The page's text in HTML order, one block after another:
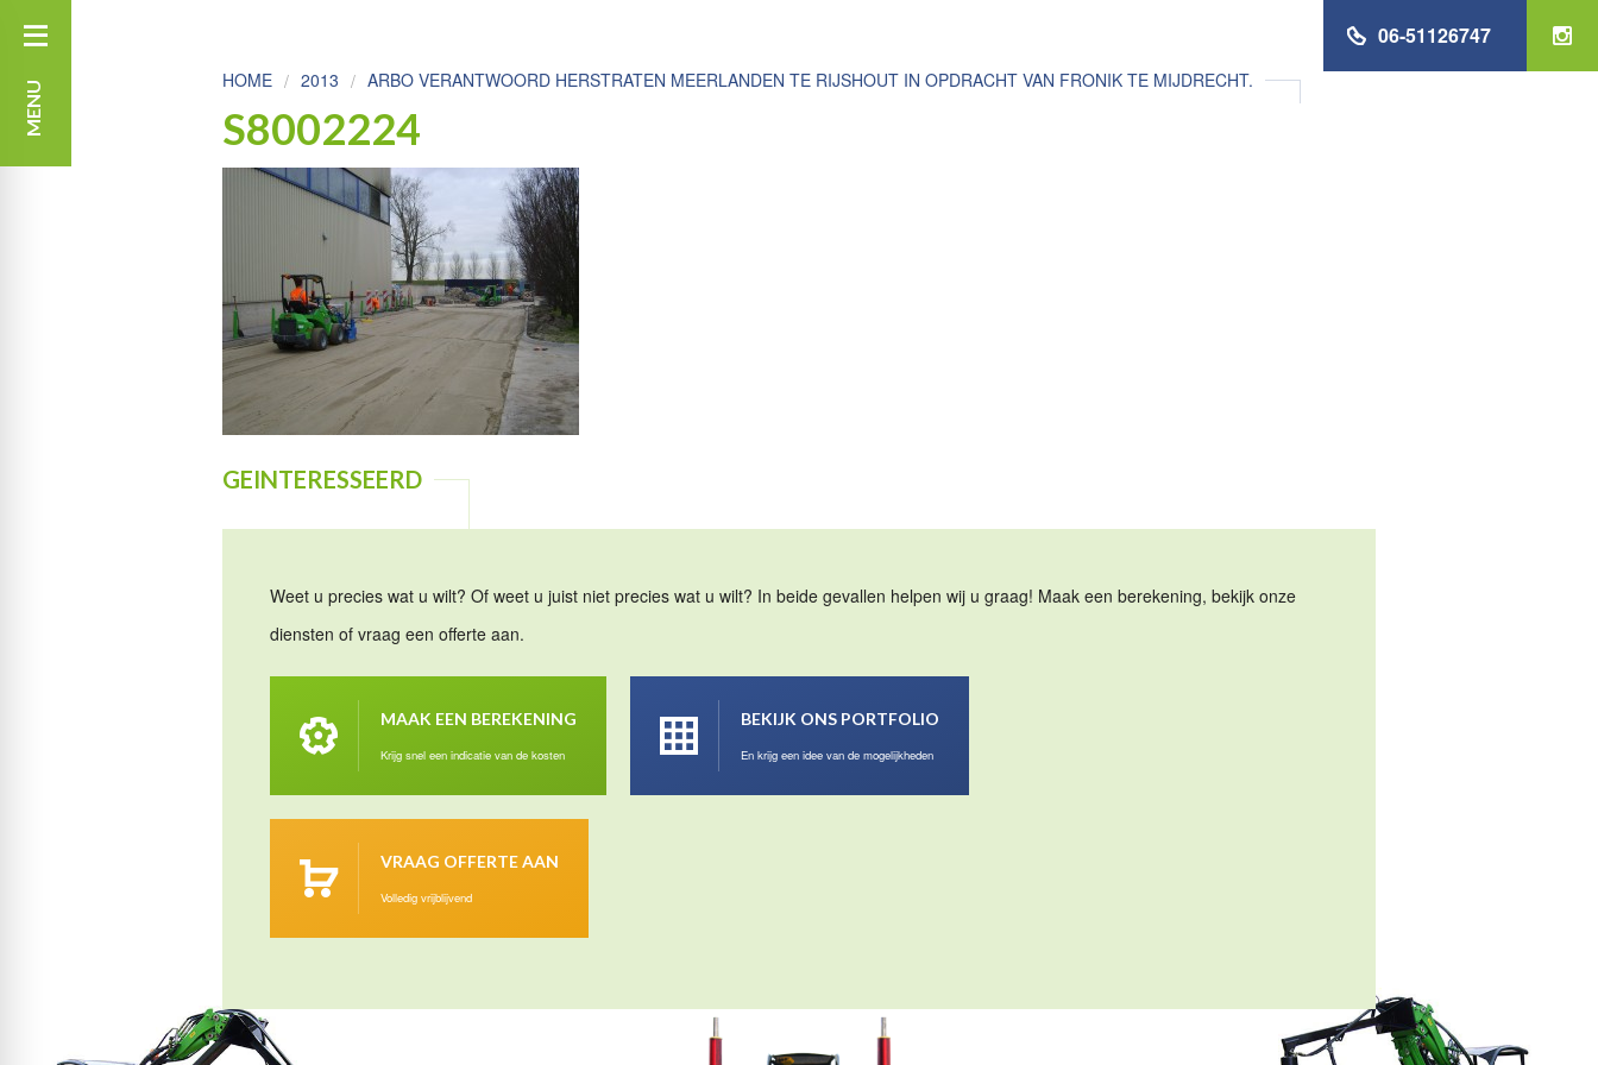
MENU
06-51126747
HOME 2013 ARBO VERANTWOORD HERSTRATEN MEERLANDEN TE RIJSHOUT IN OPDRACHT VAN FRONIK TE MIJDRECHT.
S8002224
GEINTERESSEERD
Weet u precies wat u wilt? Of weet u juist niet precies wat u wilt? In beide gevallen helpen wij u graag! Maak een berekening, bekijk onze
diensten of vraag een offerte aan.
MAAK EEN BEREKENING
Krijg snel een indicatie van de kosten
BEKIJK ONS PORTFOLIO
En krijg een idee van de mogelijkheden
VRAAG OFFERTE AAN
Volledig vrijblijvend